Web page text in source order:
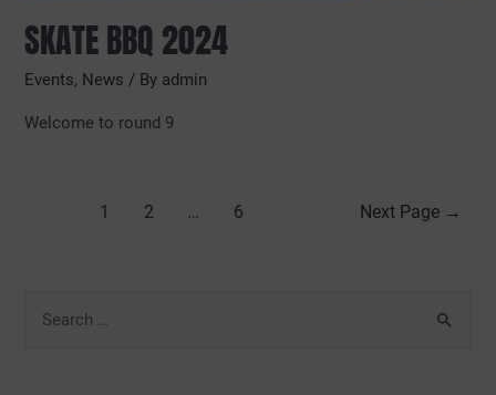
SKATE BBQ 2024
Events, News / By admin
Welcome to round 9
1 2 … 6 Next Page →